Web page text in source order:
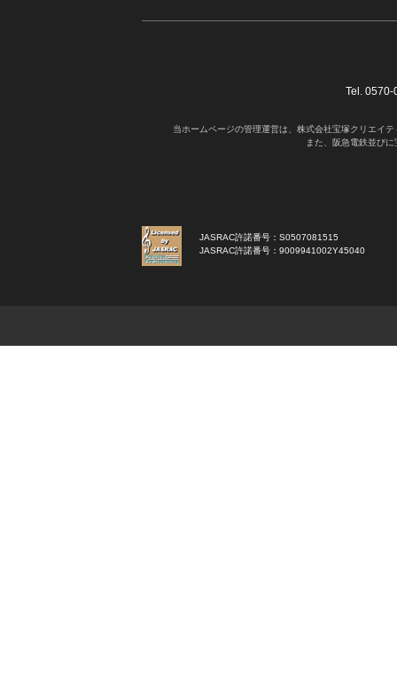
Tel.
当ホームページの管理運営は、株式会社宝塚クリエイ
また、阪急電鉄並び
JASRAC許諾番号：S0507081515
JASRAC許諾番号：9009941002Y45040